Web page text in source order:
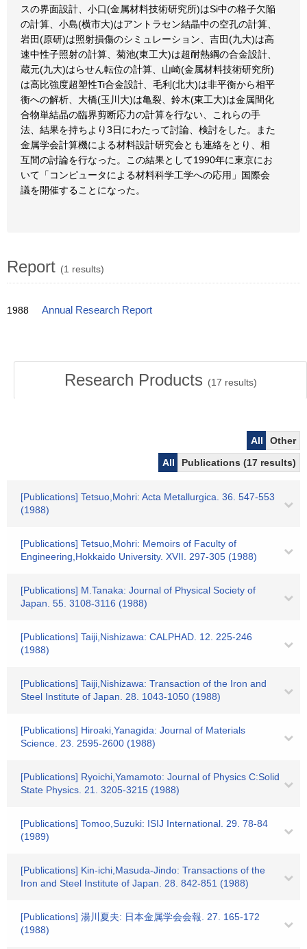
スの界面設計、小口(金属材料技術研究所)はSi中の格子欠陥
の計算、小島(横市大)はアントラセン結晶中の空孔の計算、
岩田(原研)は照射損傷のシミュレーション、吉田(九大)は高
速中性子照射の計算、菊池(東工大)は超耐熱綱の合金設計、
蔵元(九大)はらせん転位の計算、山崎(金属材料技術研究所)
は高比強度超塑性Ti合金設計、毛利(北大)は非平衡から相平
衡への解析、大橋(玉川大)は亀裂、鈴木(東工大)は金属間化
合物単結晶の臨界剪断応力の計算を行ない、これらの手
法、結果を持ちより3日にわたって討論、検討をした。また
金属学会計算機による材料設計研究会とも連絡をとり、相
互間の討論を行なった。この結果として1990年に東京にお
いて「コンピュータによる材料科学工学への応用」国際会
議を開催することになった。
Report (1 results)
1988 Annual Research Report
Research Products (17 results)
All
Other
All
Publications (17 results)
[Publications] Tetsuo,Mohri: Acta Metallurgica. 36. 547-553
(1988)
[Publications] Tetsuo,Mohri: Memoirs of Faculty of
Engineering,Hokkaido University. XVII. 297-305 (1988)
[Publications] M.Tanaka: Journal of Physical Society of
Japan. 55. 3108-3116 (1988)
[Publications] Taiji,Nishizawa: CALPHAD. 12. 225-246
(1988)
[Publications] Taiji,Nishizawa: Transaction of the Iron and
Steel Institute of Japan. 28. 1043-1050 (1988)
[Publications] Hiroaki,Yanagida: Journal of Materials
Science. 23. 2595-2600 (1988)
[Publications] Ryoichi,Yamamoto: Journal of Physics C:Solid
State Physics. 21. 3205-3215 (1988)
[Publications] Tomoo,Suzuki: ISIJ International. 29. 78-84
(1989)
[Publications] Kin-ichi,Masuda-Jindo: Transactions of the
Iron and Steel Institute of Japan. 28. 842-851 (1988)
[Publications] 湯川夏夫: 日本金属学会会報. 27. 165-172
(1988)